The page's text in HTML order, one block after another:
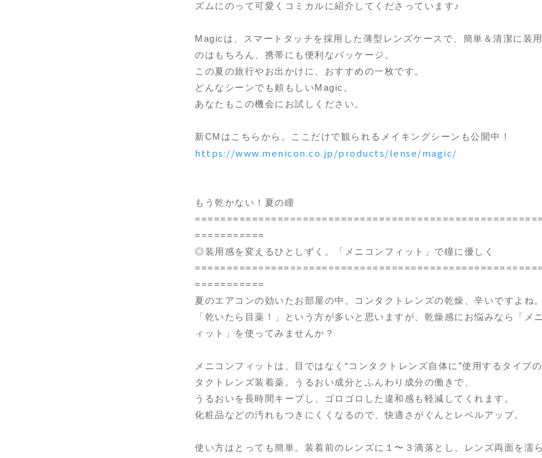
ズムにのって可愛くコミカルに紹介してくださっています♪
Magicは、スマートタッチを採用した薄型レンズケースで、簡単＆清潔に装
のはもちろん、携帯にも便利なパッケージ。
この夏の旅行やお出かけに、おすすめの一枚です。
どんなシーンでも頼もしいMagic。
あなたもこの機会にお試しください。
新CMはこちらから。ここだけで観られるメイキングシーンも公開中！
https://www.menicon.co.jp/products/lense/magic/
もう乾かない！夏の瞳
===========
◎装用感を変えるひとしずく。「メニコンフィット」で瞳に優しく
===========
夏のエアコンの効いたお部屋の中。コンタクトレンズの乾燥、辛いですよね。
「乾いたら目薬！」という方が多いと思いますが、乾燥感にお悩みなら「メ
ィット」を使ってみませんか？
メニコンフィットは、目ではなく“コンタクトレンズ自体に”使用するタイプ
タクトレンズ装着薬。うるおい成分とふんわり成分の働きで、
うるおいを長時間キープし、ゴロゴロした違和感も軽減してくれます。
化粧品などの汚れもつきにくくなるので、快適さがぐんとレベルアップ。
使い方はとっても簡単。装着前のレンズに１〜３滴落とし、レンズ両面を濡